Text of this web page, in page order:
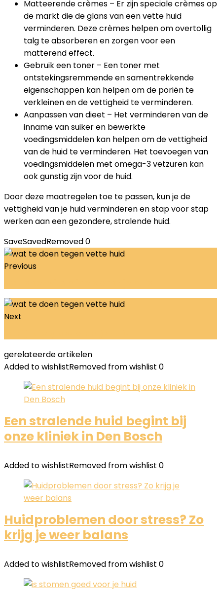
Matteerende crèmes – Er zijn speciale crèmes op
de markt die de glans van een vette huid
verminderen. Deze crèmes helpen om overtollig
talg te absorberen en zorgen voor een
matterend effect.
Gebruik een toner – Een toner met
ontstekingsremmende en samentrekkende
eigenschappen kan helpen om de poriën te
verkleinen en de vettigheid te verminderen.
Aanpassen van dieet – Het verminderen van de
inname van suiker en bewerkte
voedingsmiddelen kan helpen om de vettigheid
van de huid te verminderen. Het toevoegen van
voedingsmiddelen met omega-3 vetzuren kan
ook gunstig zijn voor de huid.
Door deze maatregelen toe te passen, kun je de
vettigheid van je huid verminderen en stap voor stap
werken aan een gezondere, stralende huid.
SaveSavedRemoved0
Previous
Next
gerelateerde artikelen
Added to wishlistRemoved from wishlist 0
Een stralende huid begint bij
onze kliniek in Den Bosch
Added to wishlistRemoved from wishlist 0
Huidproblemen door stress? Zo
krijg je weer balans
Added to wishlistRemoved from wishlist 0